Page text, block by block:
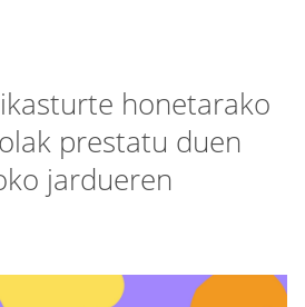
honetarako
prestatu duen
jardueren